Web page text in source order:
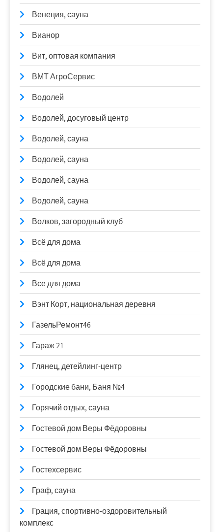
Венеция, сауна
Вианор
Вит, оптовая компания
ВМТ АгроСервис
Водолей
Водолей, досуговый центр
Водолей, сауна
Водолей, сауна
Водолей, сауна
Водолей, сауна
Волков, загородный клуб
Всё для дома
Всё для дома
Все для дома
Вэнт Корт, национальная деревня
ГазельРемонт46
Гараж 21
Глянец, детейлинг-центр
Городские бани, Баня №4
Горячий отдых, сауна
Гостевой дом Веры Фёдоровны
Гостевой дом Веры Фёдоровны
Гостехсервис
Граф, сауна
Грация, спортивно-оздоровительный
комплекс